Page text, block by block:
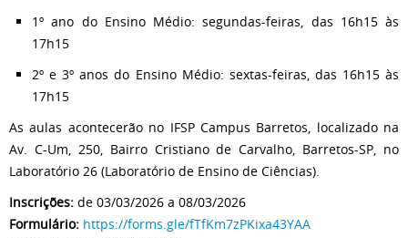
1º ano do Ensino Médio: segundas-feiras, das 16h15 às
17h15
2º e 3º anos do Ensino Médio: sextas-feiras, das 16h15 às
17h15
As aulas acontecerão no IFSP Campus Barretos, localizado na
Av. C-Um, 250, Bairro Cristiano de Carvalho, Barretos-SP, no
Laboratório 26 (Laboratório de Ensino de Ciências).
Inscrições: de 03/03/2026 a 08/03/2026
Formulário: https://forms.gle/fTfKm7zPKixa43YAA